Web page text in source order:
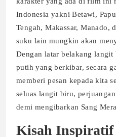
Indonesia yakni Betawi,
Tengah, Makassar, Manado,
suku lain mungkin akan
Dengan latar belakang langit
putih yang berkibar, secara
memberi pesan kepada kita
seluas langit biru,
demi mengibarkan Sang
Kisah Inspiratif